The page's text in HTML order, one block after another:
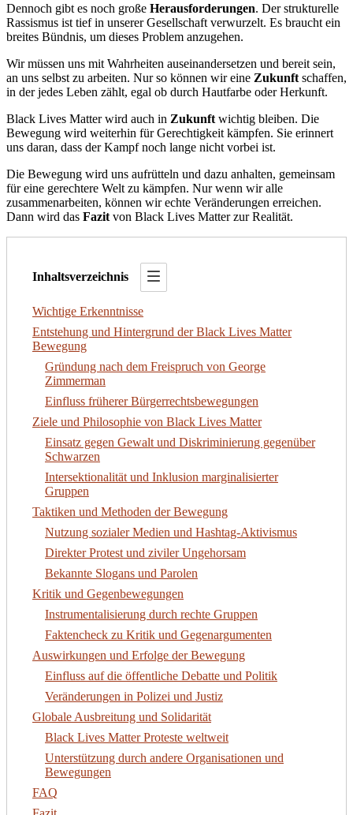
Dennoch gibt es noch große Herausforderungen. Der strukturelle
Rassismus ist tief in unserer Gesellschaft verwurzelt. Es braucht ein
breites Bündnis, um dieses Problem anzugehen.
Wir müssen uns mit Wahrheiten auseinandersetzen und bereit sein,
an uns selbst zu arbeiten. Nur so können wir eine Zukunft schaffen,
in der jedes Leben zählt, egal ob durch Hautfarbe oder Herkunft.
Black Lives Matter wird auch in Zukunft wichtig bleiben. Die
Bewegung wird weiterhin für Gerechtigkeit kämpfen. Sie erinnert
uns daran, dass der Kampf noch lange nicht vorbei ist.
Die Bewegung wird uns aufrütteln und dazu anhalten, gemeinsam
für eine gerechtere Welt zu kämpfen. Nur wenn wir alle
zusammenarbeiten, können wir echte Veränderungen erreichen.
Dann wird das Fazit von Black Lives Matter zur Realität.
Inhaltsverzeichnis
Wichtige Erkenntnisse
Entstehung und Hintergrund der Black Lives Matter
Bewegung
Gründung nach dem Freispruch von George
Zimmerman
Einfluss früherer Bürgerrechtsbewegungen
Ziele und Philosophie von Black Lives Matter
Einsatz gegen Gewalt und Diskriminierung gegenüber
Schwarzen
Intersektionalität und Inklusion marginalisierter
Gruppen
Taktiken und Methoden der Bewegung
Nutzung sozialer Medien und Hashtag-Aktivismus
Direkter Protest und ziviler Ungehorsam
Bekannte Slogans und Parolen
Kritik und Gegenbewegungen
Instrumentalisierung durch rechte Gruppen
Faktencheck zu Kritik und Gegenargumenten
Auswirkungen und Erfolge der Bewegung
Einfluss auf die öffentliche Debatte und Politik
Veränderungen in Polizei und Justiz
Globale Ausbreitung und Solidarität
Black Lives Matter Proteste weltweit
Unterstützung durch andere Organisationen und
Bewegungen
FAQ